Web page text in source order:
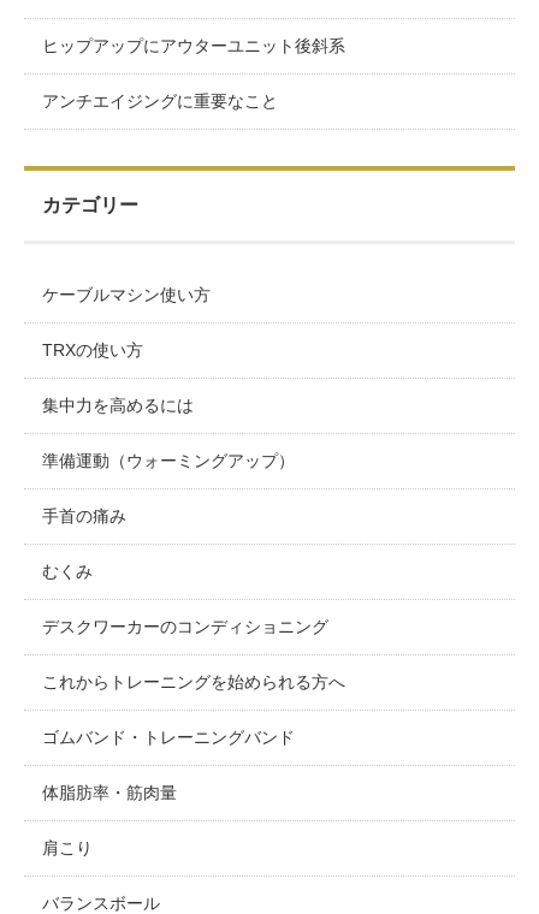
ヒップアップにアウターユニット後斜系
アンチエイジングに重要なこと
カテゴリー
ケーブルマシン使い方
TRXの使い方
集中力を高めるには
準備運動（ウォーミングアップ）
手首の痛み
むくみ
デスクワーカーのコンディショニング
これからトレーニングを始められる方へ
ゴムバンド・トレーニングバンド
体脂肪率・筋肉量
肩こり
バランスボール